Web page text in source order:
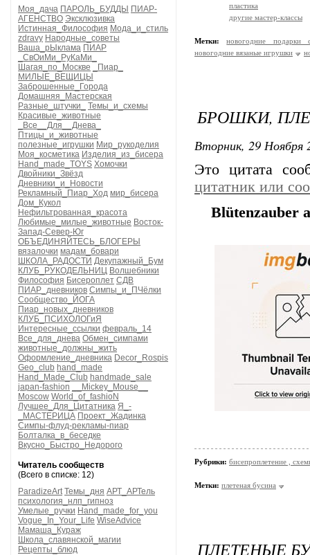
Моя_дача ПАРОЛЬ_БУДДЫ ПИАР-
АГЕНСТВО Эксклюзивка
Истинная_Философия Мода_и_стиль
zdravy Народные_советы
Ваша_рЫклама ПИАР
_СвОиМи_РуКаМи_
Шагая_по_Москве
_Пиар_
МИЛЫЕ_ВЕЩИЦЫ
Заброшенные_Города
Домашняя_Мастерская
Разные_штучки_
Темы_и_схемы
Красивые_животные
_Все__Для__Днева_
Птицы_и_животные
полезные_игрушки Мир_рукоделия
Моя_косметика Изделия_из_бисера
Hand_made_TOYS Хомочки
Двойники_Звёзд
Дневники_и_Новости
Рекламный_Пиар_Ход мир_бисера
Дом_Кукол
Нефильтрованная_красота
Любимые_милые_животные Восток-
Запад-Север-Юг
ОБЪЕДИНЯЙТЕСЬ_БЛОГЕРЫ
вязалочки мадам_бовари
ШКОЛА_РАДОСТИ Декупажный_Бум
КЛУБ_РУКОДЕЛЬНИЦ Волшебники
Философия Бисероплет СДВ
ПИАР_дневников Симпы_и_ПЧёлки
Сообщество_ЙОГА
Пиар_новых_дневников
КЛУБ_ПСИХОЛОГиЯ
Интересные_ссылки февраль_14
Все_для_днева Обмен_симпами
животные_должны_жить
Оформление_дневника Decor_Rospis
Geo_club hand_made
Hand_Made_Club handmade_sale
japan-fashion
__Mickey_Mouse__
Moscow World_of_fashioN
Лучшее_Для_Цитатника Я_-
_МАСТЕРИЦА Проект_Жадинка
Симпы-флуд-рекламы-пиар
Болталка_в_беседке
Вкусно_Быстро_Недорого
Читатель сообществ
(Всего в списке: 12)
ParadizeArt Темы_дня АРТ_АРТель
психология_нлп_гипноз
Умелые_ручки Hand_made_for_you
Vogue_In_Your_Life WiseAdvice
Мамаша_Кураж
Школа_славянской_магии
Рецепты_блюд
пластика
другие мастер-классы
Метки:
новогодние подарки
новогодние вязаные игрушки
БРОШКИ,
Вторник, 29 Ноября
Это цитата
цитатник или
Blütenzauber
Рубрики: бисепроплетение ,
Метки: плетеная бусина
ПЛЕТЕНЫЕ